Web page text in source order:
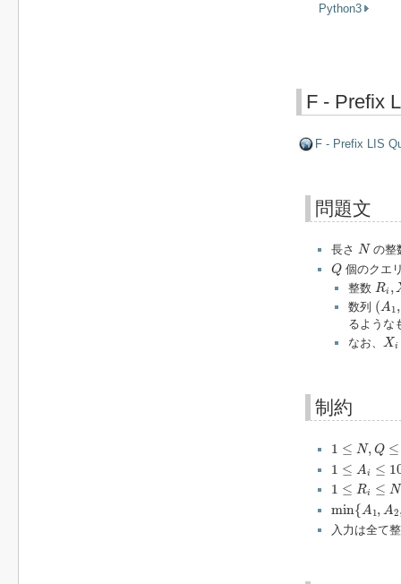
Python3
F - Prefix
F - Prefix LIS
問題文
長さ N
N の整
Q
Q個のクエ
整数 Ri ,
Ri X
数列 (A1,
( A1
るような
なお、 Xi
Xi
制約
1 ≤ N, Q ≤
Q 2
1 ≤ Ai ≤
≤10 9
1 ≤ Ri ≤ N
1 R ≤N
min{ A 1, A2
min A 1 2
入力は全て